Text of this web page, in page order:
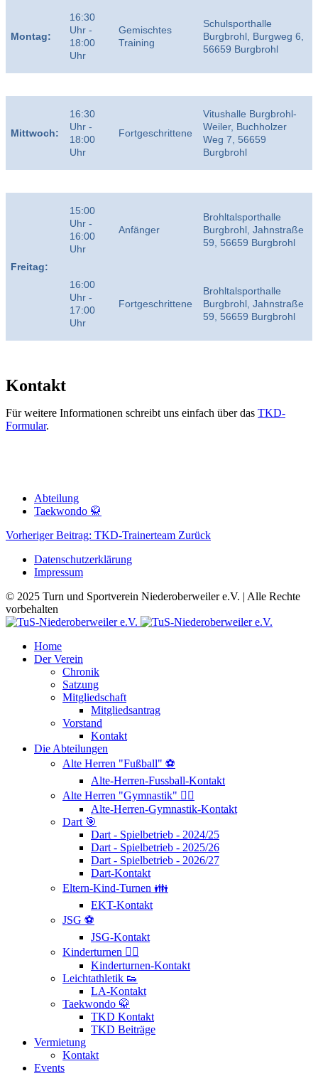
Montag:
16:30
Uhr -
18:00
Uhr
Gemischtes
Training
Schulsporthalle
Burgbrohl, Burgweg 6,
56659 Burgbrohl
Mittwoch:
16:30
Uhr -
18:00
Uhr
Fortgeschrittene
Vitushalle Burgbrohl-
Weiler, Buchholzer
Weg 7, 56659
Burgbrohl
Freitag:
15:00
Uhr -
16:00
Uhr
Anfänger
Brohltalsporthalle
Burgbrohl, Jahnstraße
59, 56659 Burgbrohl
16:00
Uhr -
17:00
Uhr
Fortgeschrittene
Brohltalsporthalle
Burgbrohl, Jahnstraße
59, 56659 Burgbrohl
Kontakt
Für weitere Informationen schreibt uns einfach über das TKD-
Formular.
Abteilung
Taekwondo 🥋
Vorheriger Beitrag: TKD-Trainerteam Zurück
Datenschutzerklärung
Impressum
© 2025 Turn und Sportverein Niederoberweiler e.V. | Alle Rechte
vorbehalten
Home
Der Verein
Chronik
Satzung
Mitgliedschaft
Mitgliedsantrag
Vorstand
Kontakt
Die Abteilungen
Alte Herren "Fußball" ⚽
Alte-Herren-Fussball-Kontakt
Alte Herren "Gymnastik" 🤸‍♂️
Alte-Herren-Gymnastik-Kontakt
Dart 🎯
Dart - Spielbetrieb - 2024/25
Dart - Spielbetrieb - 2025/26
Dart - Spielbetrieb - 2026/27
Dart-Kontakt
Eltern-Kind-Turnen 👪
EKT-Kontakt
JSG ⚽
JSG-Kontakt
Kinderturnen 🤸‍♂️
Kinderturnen-Kontakt
Leichtathletik 👟
LA-Kontakt
Taekwondo 🥋
TKD Kontakt
TKD Beiträge
Vermietung
Kontakt
Events